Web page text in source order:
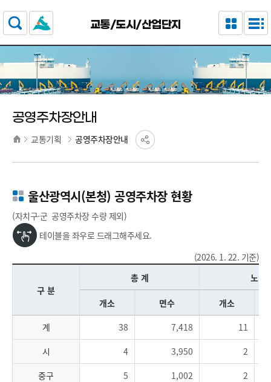
주요 메뉴로 건너뛰기
본문으로가기
교통/도시/산업단지
공영주차장안내
교통기획 공영주차장안내
울산광역시(본청) 공영주차장 현황
(자치구·군 공영주차장 수량 제외)
테이블을 좌우로 드래그해주세요.
(2026. 1. 22. 기준)
구 분
총 계 노 상
개소 면수
개소
계
38 7,418
11
시
4 3,950
2
중구
5 1,002
2